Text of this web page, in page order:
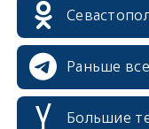
Раньше
Большие